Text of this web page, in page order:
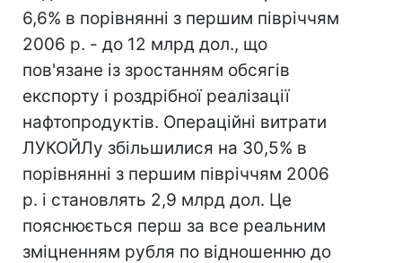
6,6% в порівнянні з першим півріччям
2006 р. - до 12 млрд дол., що
пов'язане із зростанням обсягів
експорту і роздрібної реалізації
нафтопродуктів. Операційні витрати
ЛУКОЙЛу збільшилися на 30,5% в
порівнянні з першим півріччям 2006
р. і становлять 2,9 млрд дол. Це
пояснюється перш за все реальним
зміцненням рубля по відношенню до